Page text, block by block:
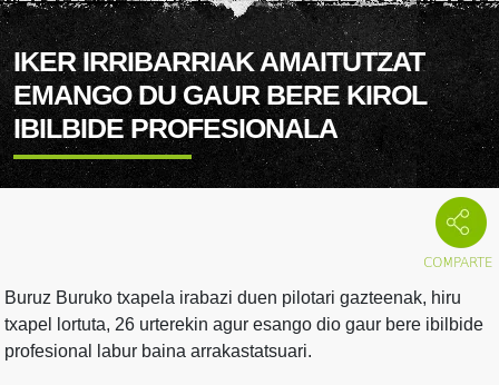
IKER IRRIBARRIAK AMAITUTZAT
EMANGO DU GAUR BERE KIROL
IBILBIDE PROFESIONALA
Buruz Buruko txapela irabazi duen pilotari gazteenak, hiru
txapel lortuta, 26 urterekin agur esango dio gaur bere ibilbide
profesional labur baina arrakastatsuari.